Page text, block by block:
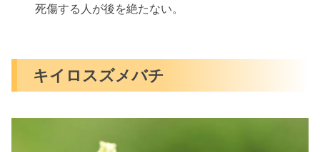
死傷する人が後を絶たない。
キイロスズメバチ